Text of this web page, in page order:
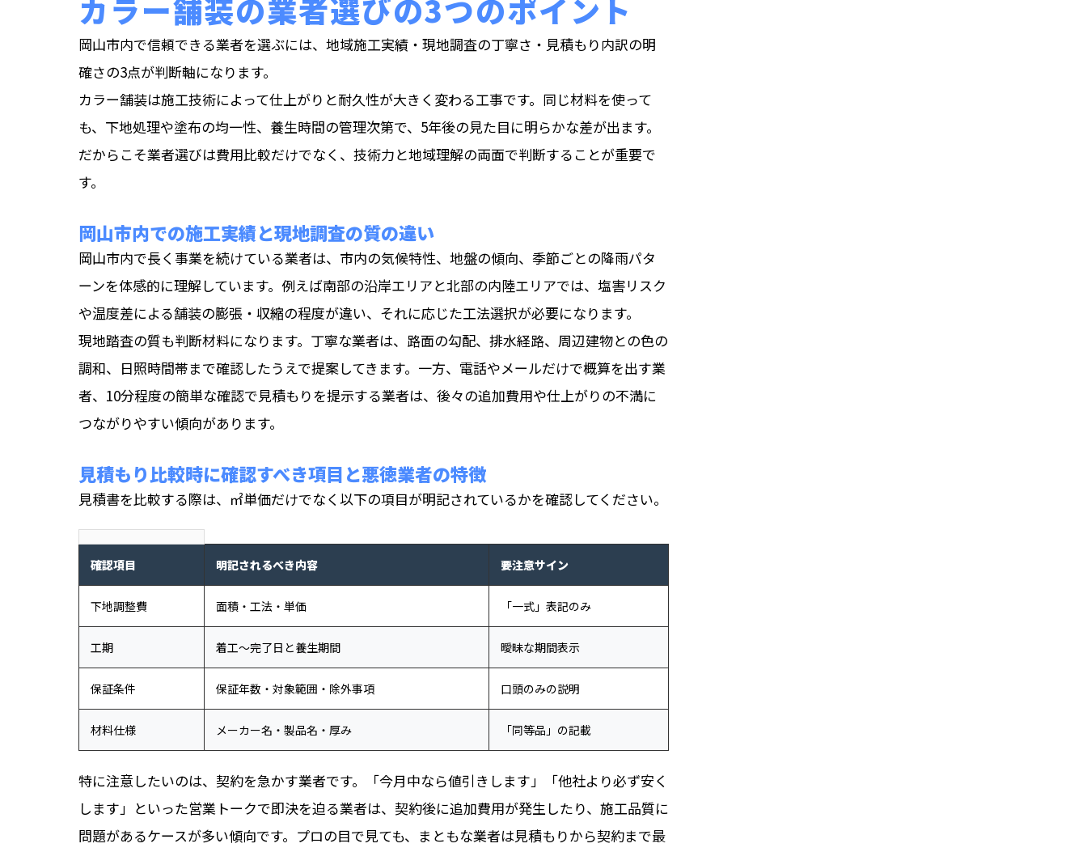
カラー舗装の業者選びの3つのポイント
岡山市内で信頼できる業者を選ぶには、地域施工実績・現地調査の丁寧さ・見積もり内訳の明
確さの3点が判断軸になります。
カラー舗装は施工技術によって仕上がりと耐久性が大きく変わる工事です。同じ材料を使って
も、下地処理や塗布の均一性、養生時間の管理次第で、5年後の見た目に明らかな差が出ます。
だからこそ業者選びは費用比較だけでなく、技術力と地域理解の両面で判断することが重要で
す。
岡山市内での施工実績と現地調査の質の違い
岡山市内で長く事業を続けている業者は、市内の気候特性、地盤の傾向、季節ごとの降雨パタ
ーンを体感的に理解しています。例えば南部の沿岸エリアと北部の内陸エリアでは、塩害リスク
や温度差による舗装の膨張・収縮の程度が違い、それに応じた工法選択が必要になります。
現地踏査の質も判断材料になります。丁寧な業者は、路面の勾配、排水経路、周辺建物との色の
調和、日照時間帯まで確認したうえで提案してきます。一方、電話やメールだけで概算を出す業
者、10分程度の簡単な確認で見積もりを提示する業者は、後々の追加費用や仕上がりの不満に
つながりやすい傾向があります。
見積もり比較時に確認すべき項目と悪徳業者の特徴
見積書を比較する際は、㎡単価だけでなく以下の項目が明記されているかを確認してください。
確認項目 明記されるべき内容 要注意サイン
下地調整費 面積・工法・単価 「一式」表記のみ
工期 着工〜完了日と養生期間 曖昧な期間表示
保証条件 保証年数・対象範囲・除外事項 口頭のみの説明
材料仕様 メーカー名・製品名・厚み 「同等品」の記載
特に注意したいのは、契約を急かす業者です。「今月中なら値引きします」「他社より必ず安く
します」といった営業トークで即決を迫る業者は、契約後に追加費用が発生したり、施工品質に
問題があるケースが多い傾向です。プロの目で見ても、まともな業者は見積もりから契約まで最